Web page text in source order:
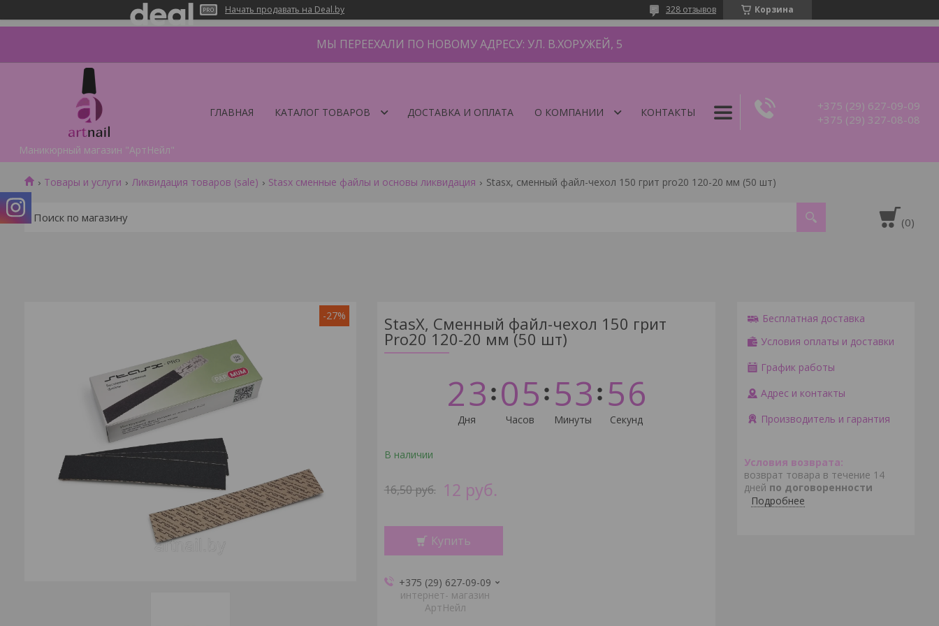
Начать продавать на Deal.by Корзина
328 отзывов
МЫ ПЕРЕЕХАЛИ ПО НОВОМУ АДРЕСУ: УЛ. В.ХОРУЖЕЙ, 5
Маникюрный магазин "АртНейл"
ГЛАВНАЯ КАТАЛОГ ТОВАРОВ ДОСТАВКА И ОПЛАТА О КОМПАНИИ КОНТАКТЫ
+375 (29) 627-09-09
+375 (29) 327-08-08
Товары и услуги Ликвидация товаров (sale) Stasx сменные файлы и основы ликвидация Stasx, сменный файл-чехол 150 грит pro20 120-20 мм (50 шт)
-27% StasX, Сменный файл-чехол 150 грит
Pro20 120-20 мм (50 шт)
23
Дня
05
Часов
53
Минуты
56
Секунд
В наличии
16,50руб. 12 руб.
Купить
+375 (29) 627-09-09
интернет- магазин
АртНейл
Бесплатная доставка
Условия оплаты и доставки
График работы
Адрес и контакты
Производитель и гарантия
возврат товара в течение 14
дней по договоренности
Подробнее